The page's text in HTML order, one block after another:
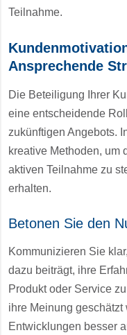
Teilnahme.
Ansprechende
Die Beteiligung Ihrer
eine entscheidende
zukünftigen Angebots.
kreative Methoden, um
aktiven Teilnahme zu
erhalten.
Betonen Sie den
Kommunizieren Sie
dazu beiträgt, ihre
Produkt oder Service
ihre Meinung
Entwicklungen besser